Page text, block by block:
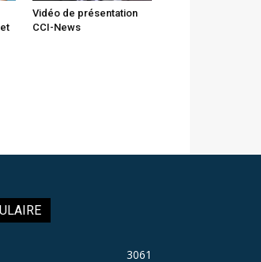
Vidéo de présentation
CCI-News
3061